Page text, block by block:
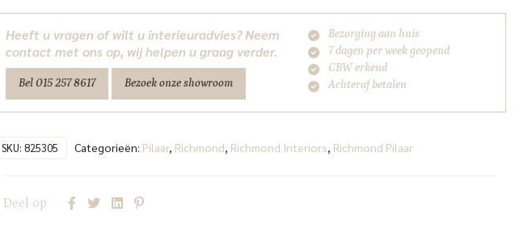
Interiors
aantal
Heeft u vragen of wilt u interieuradvies? Neem
contact met ons op, wij helpen u graag verder.
Bel 015 257 8617 Bezoek onze showroom
Bezorging aan huis
7 dagen per week geopend
CBW erkend
Achteraf betalen
SKU: 825305 Categorieën: Pilaar, Richmond, Richmond Interiors, Richmond Pilaar
Deel op